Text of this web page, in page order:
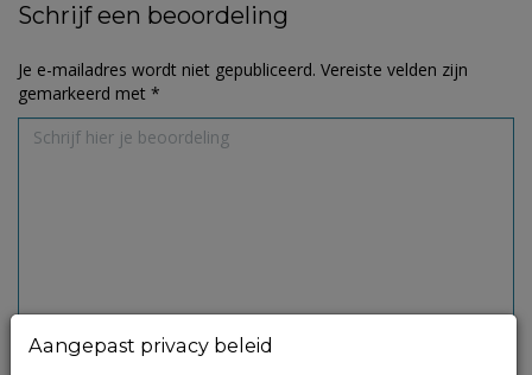
Schrijf een beoordeling
Je e-mailadres wordt niet gepubliceerd. Vereiste velden zijn
gemarkeerd met *
Aangepast privacy beleid